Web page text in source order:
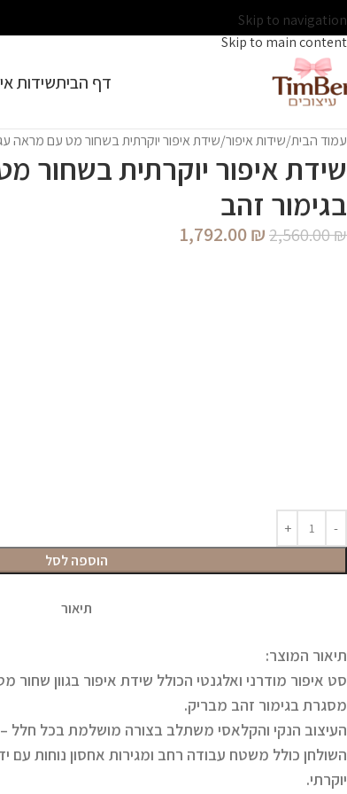
Skip to navigation
Skip to main content
דף הביתשידות
עמוד הבית שידות איפור שידת איפור יוקרתית בשחור מט עם מראה
שידת איפור יוקרתית בשחור
בגימור זהב
2,560.00₪
1,792.00₪
הוספה לסל
תיאור
תיאור המוצר:
סט איפור מודרני ואלגנטי הכולל שידת איפור בגוון
מסגרת בגימור זהב מבריק.
העיצוב הנקי והקלאסי משתלב בצורה מושלמת בכל חלל –
השולחן כולל משטח עבודה רחב ומגירות אחסון נוחות עם
יוקרתי.